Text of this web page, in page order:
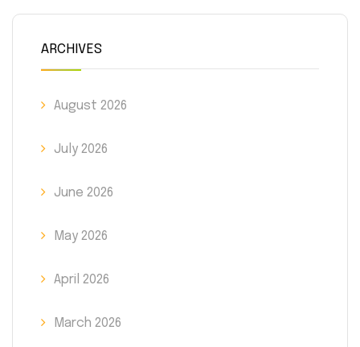
ARCHIVES
August 2026
July 2026
June 2026
May 2026
April 2026
March 2026